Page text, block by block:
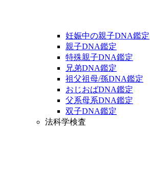
妊娠中の親子DNA鑑定
親子DNA鑑定
特殊親子DNA鑑定
兄弟DNA鑑定
祖父祖母/孫DNA鑑定
おじおばDNA鑑定
父系母系DNA鑑定
双子DNA鑑定
法科学検査